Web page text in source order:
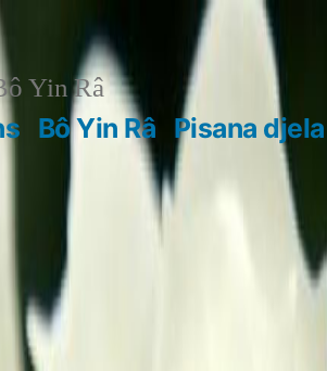
Yin Râ
Bô Yin Râ Pisana djela